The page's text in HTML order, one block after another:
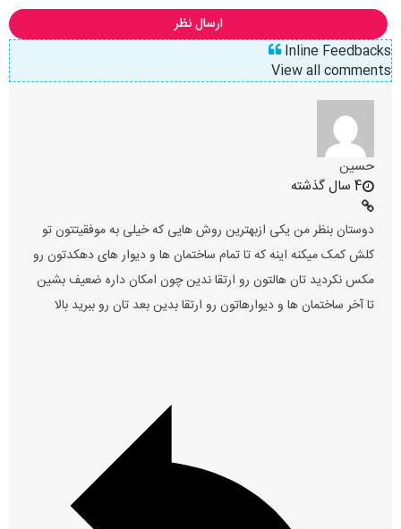
ارسال نظر
Inline Feedbacks
View all comments
حسین
4 سال گذشته
دوستان بنظر من یکی ازبهترین روش هایی که خیلی به موفقیتتون تو
کلش کمک میکنه اینه که تا تمام ساختمان ها و دیوار های دهکدتون رو
مکس نکردید تان هالتون رو ارتقا ندین چون امکان داره ضعیف بشین
تا آخر ساختمان ها و دیوارهاتون رو ارتقا بدین بعد تان رو ببرید بالا